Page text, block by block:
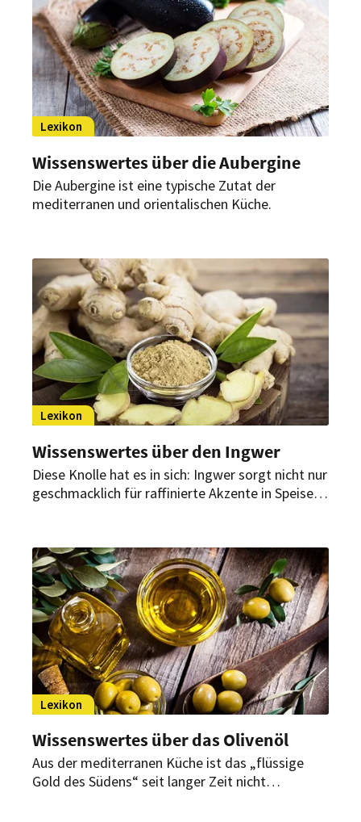
Lexikon
Wissenswertes über die Aubergine
Die Aubergine ist eine typische Zutat der
mediterranen und orientalischen Küche.
Lexikon
Wissenswertes über den Ingwer
Diese Knolle hat es in sich: Ingwer sorgt nicht nur
geschmacklich für raffinierte Akzente in Speisen
Lexikon
Wissenswertes über das Olivenöl
Aus der mediterranen Küche ist das „flüssige
Gold des Südens“ seit langer Zeit nicht